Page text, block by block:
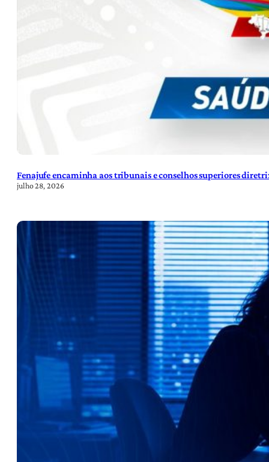
Fenajufe encaminha aos tribunais e conselhos superiores
julho 28, 2026